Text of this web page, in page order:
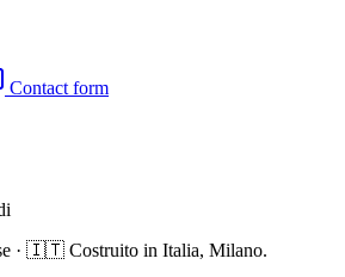
Contact form
· 🇮🇹 Costruito in Italia, Milano.